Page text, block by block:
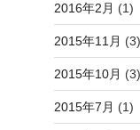
2016年2月 (1)
2015年11月 (3)
2015年10月 (3)
2015年7月 (1)